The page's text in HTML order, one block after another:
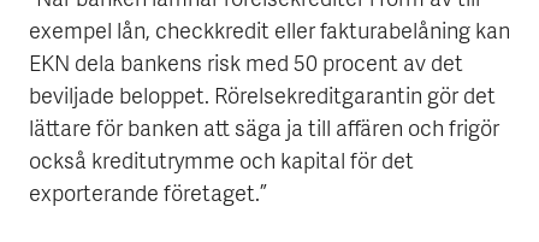
exempel lån, checkkredit eller fakturabelåning kan
EKN dela bankens risk med 50 procent av det
beviljade beloppet. Rörelsekreditgarantin gör det
lättare för banken att säga ja till affären och frigör
också kreditutrymme och kapital för det
exporterande företaget.”